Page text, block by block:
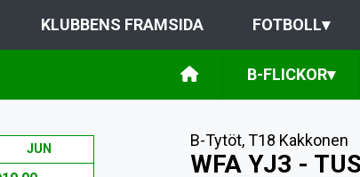
KLUBBENS FRAMSIDA FOTBOLL▾
B-FLICKOR▾
JUN B-Tytöt,T18 Kakkonen
WFA YJ3 -